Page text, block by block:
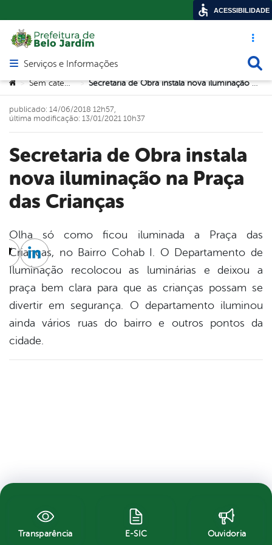
Acesso
Abrir menu principal de navegação
Serviços e Informações
Você está aqui:
> Sem categoria > Secretaria de Obra instala nova iluminação na Praça das Crianças
Secretaria de Obra instala
nova iluminação na Praça
das Crianças
publicado: 14/06/2018 12h57,
última modificação: 13/01/2021 10h37
Olha só como ficou iluminada a Praça das
Crianças, no Bairro Cohab I. O Departamento de
Iluminação recolocou as luminárias e deixou a
praça bem clara para que as crianças possam se
divertir em segurança. O departamento iluminou
ainda vários ruas do bairro e outros pontos da
cidade.
Twitter
Linkedin
Transparência E-SIC Ouvidoria
ACESSIBILIDADE